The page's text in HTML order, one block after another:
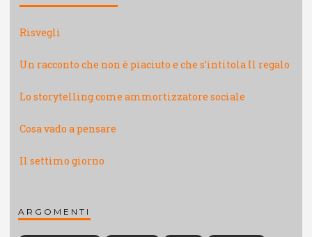
Risvegli
Un racconto che non è piaciuto e che s’intitola Il regalo
Lo storytelling come ammortizzatore sociale
Cosa vado a pensare
Il settimo giorno
ARGOMENTI